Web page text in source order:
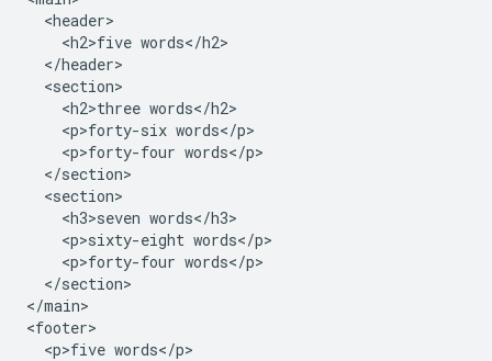
  <header>
    <h2>five words</h2>
  </header>
  <section>
    <h2>three words</h2>
    <p>forty-six words</p>
    <p>forty-four words</p>
  </section>
  <section>
    <h3>seven words</h3>
    <p>sixty-eight words</p>
    <p>forty-four words</p>
  </section>
</main>
<footer>
  <p>five words</p>